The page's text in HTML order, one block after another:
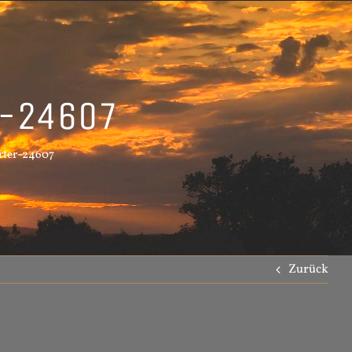
24607
Zurück